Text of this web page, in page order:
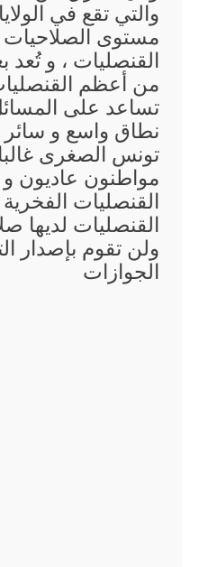
والتي تقع في
مستوى
القنصليات ، و
من أعظم
تساعد على
نطاق واسع و سائر
تونس الصغرى غالبا
مواطنون عاديون
القنصليات
القنصليات لديها
ولن تقوم بإصدار
الجوازات